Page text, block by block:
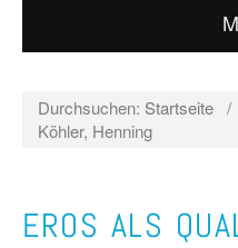
Durchsuchen: Startseite /
Köhler, Henning
EROS ALS